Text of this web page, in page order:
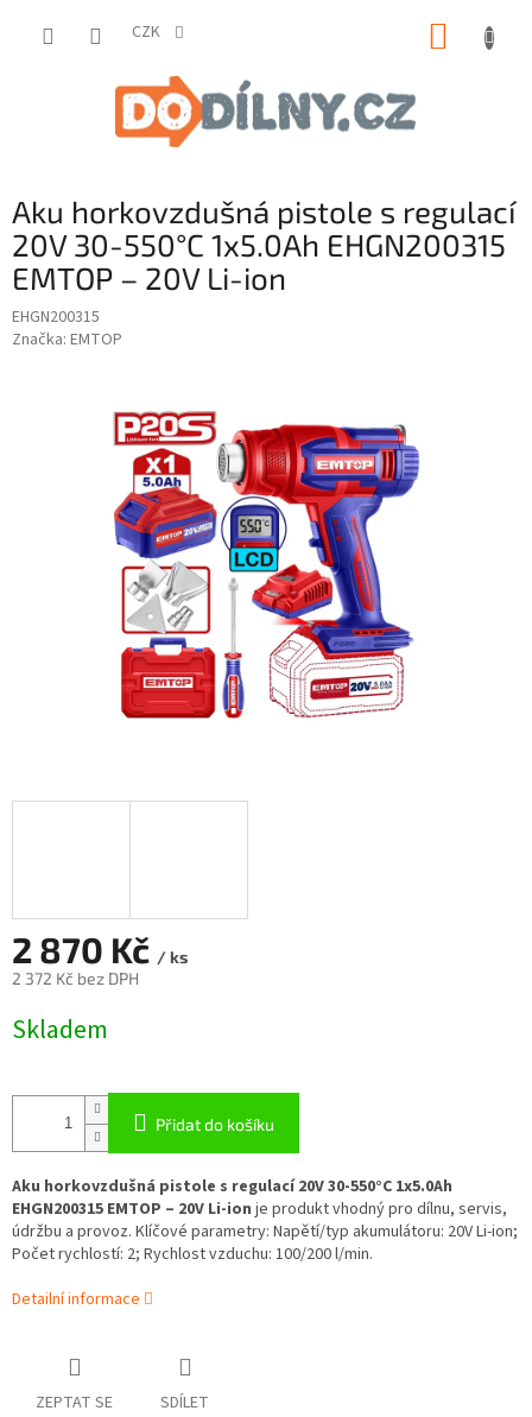
CZK
Aku horkovzdušná pistole s regulací
20V 30-550°C 1x5.0Ah EHGN200315
EMTOP – 20V Li-ion
EHGN200315
Značka: EMTOP
2 870 Kč / ks
2 372 Kč bez DPH
cena:
Skladem
Přidat do košíku
Aku horkovzdušná pistole s regulací 20V 30-550°C 1x5.0Ah
EHGN200315 EMTOP – 20V Li-ion je produkt vhodný pro dílnu, servis,
údržbu a provoz. Klíčové parametry: Napětí/typ akumulátoru: 20V Li-ion;
Počet rychlostí: 2; Rychlost vzduchu: 100/200 l/min.
Detailní informace
ZEPTAT SE SDÍLET